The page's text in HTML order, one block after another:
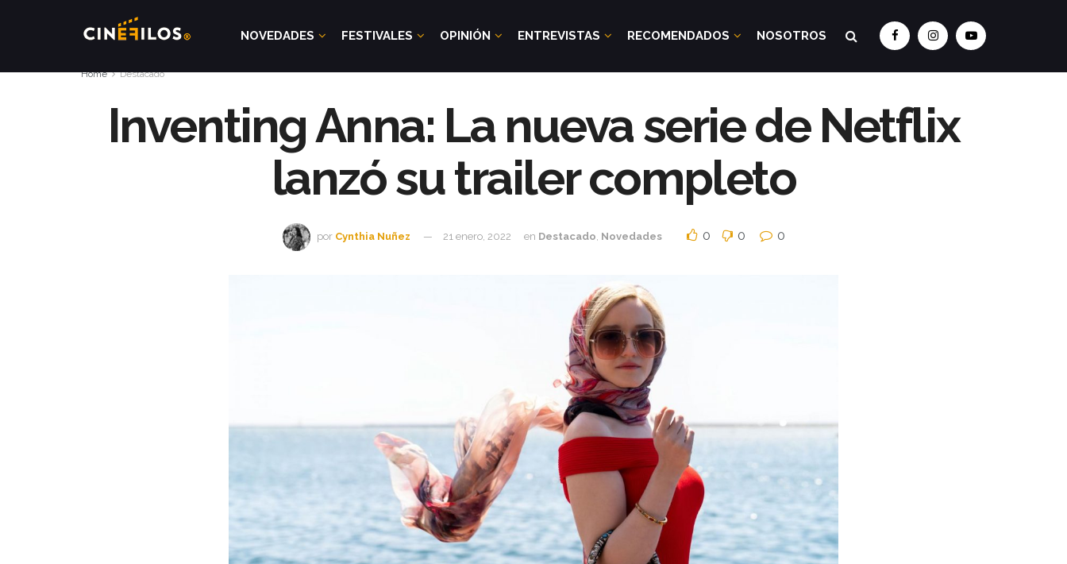
NOVEDADES FESTIVALES OPINIÓN ENTREVISTAS RECOMENDADOS NOSOTROS
Home Destacado
Inventing Anna: La nueva serie de Netflix
lanzó su trailer completo
por Cynthia Nuñez 21 enero, 2022 en Destacado Novedades 0 0 0